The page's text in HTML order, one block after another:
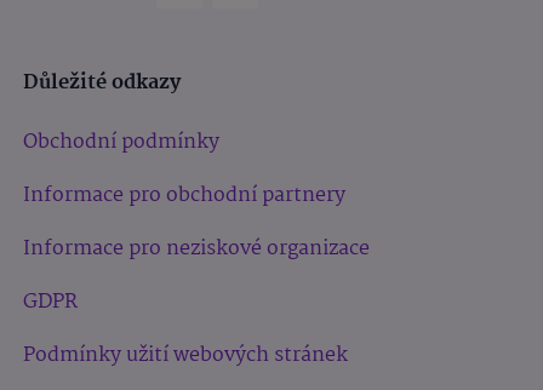
Důležité odkazy
Obchodní podmínky
Informace pro obchodní partnery
Informace pro neziskové organizace
GDPR
Podmínky užití webových stránek